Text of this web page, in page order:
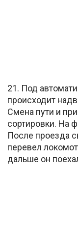
21. Под
происходит
Смена пути и
сортировки. На
После проезда
перевел
дальше он